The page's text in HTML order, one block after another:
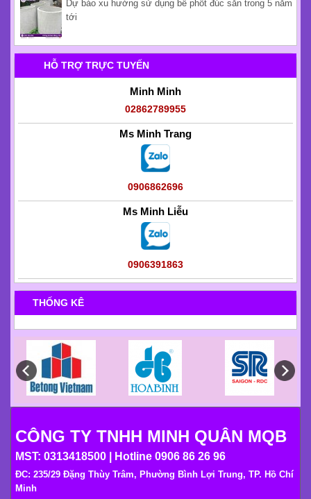
Dự báo xu hướng sử dụng bể phốt đúc sẵn trong 5 năm
tới
HỖ TRỢ TRỰC TUYẾN
Minh Minh
02862789955
Ms Minh Trang
0906862696
Ms Minh Liễu
0906391863
THỐNG KÊ
CÔNG TY TNHH MINH QUÂN MQB
MST: 0313418500 | Hotline 0906 86 26 96
ĐC: 235/29 Đặng Thùy Trâm, Phường Bình Lợi Trung, TP. Hồ Chí
Minh